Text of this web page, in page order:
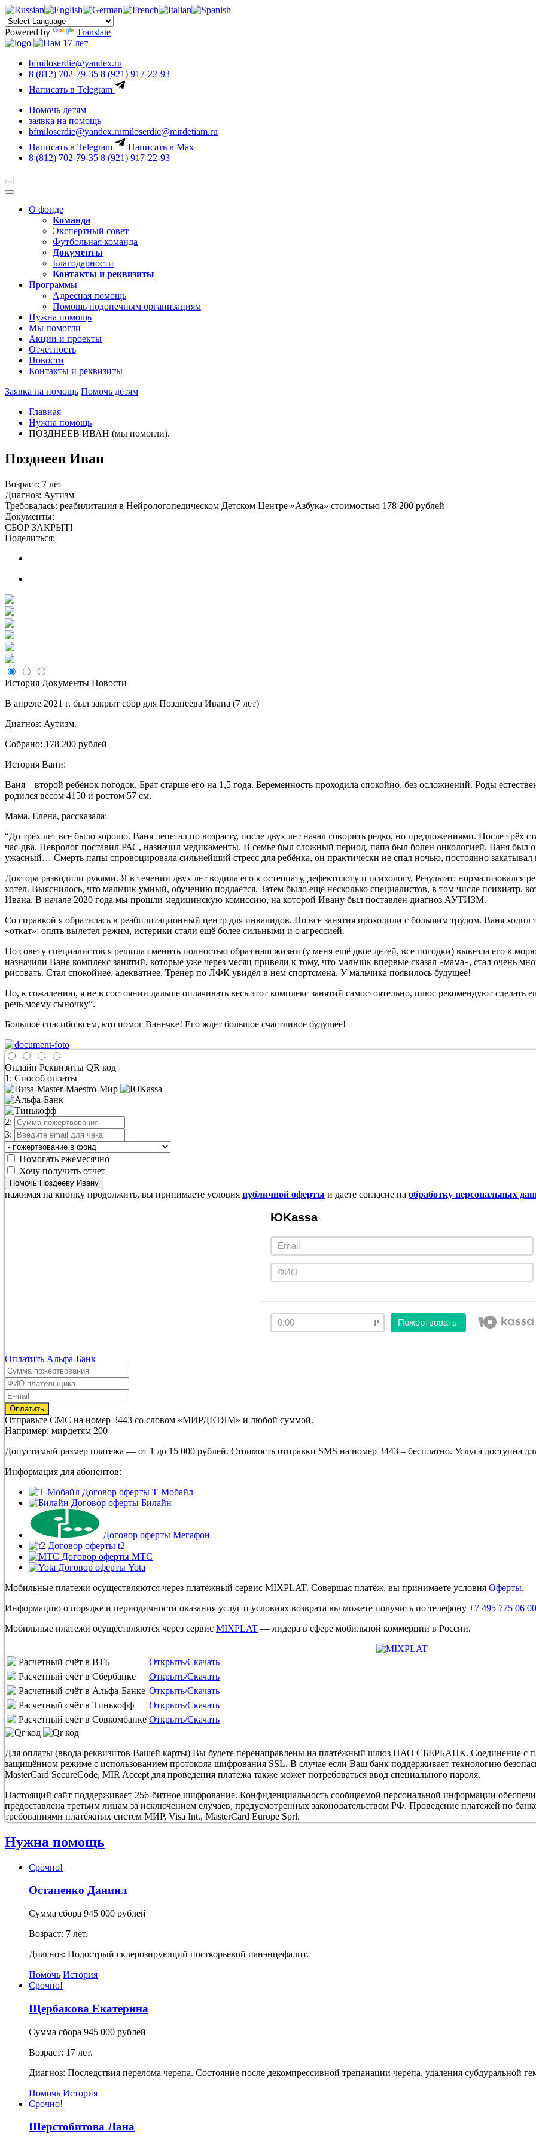
Powered by Translate
bfmiloserdie@yandex.ru
8 (812) 702-79-35 8 (921) 917-22-93
Написать в Telegram
Помочь детям
заявка на помощь
bfmiloserdie@yandex.rumiloserdie@mirdetiam.ru
Написать в Telegram
Написать в Max
8 (812) 702-79-35 8 (921) 917-22-93
О фонде
Команда
Экспертный совет
Футбольная команда
Документы
Благодарности
Контакты и реквизиты
Программы
Адресная помощь
Помощь подопечным организациям
Нужна помощь
Мы помогли
Акции и проекты
Отчетность
Новости
Контакты и реквизиты
Заявка на помощь Помочь детям
Главная
Нужна помощь
ПОЗДНЕЕВ ИВАН (мы помогли).
Позднеев Иван
Возраст: 7 лет
Диагноз: Аутизм
Требовалась: реабилитация в Нейрологопедическом Детском Центре «Азбука» стоимостью 178 200 рублей
Документы:
СБОР ЗАКРЫТ!
Поделиться:
История Документы Новости
В апреле 2021 г. был закрыт сбор для Позднеева Ивана (7 лет)
Диагноз: Аутизм.
Собрано: 178 200 рублей
История Вани:
Ваня – второй ребёнок погодок. Брат старше его на 1,5 года. Беременность проходила спокойно, без осложнений. Роды
родился весом 4150 и ростом 57 см.
Мама, Елена, рассказала:
“До трёх лет все было хорошо. Ваня лепетал по возрасту, после двух лет начал говорить редко, но предложениями. После трёх
час-два. Невролог поставил РАС, назначил медикаменты. В семье был сложный период, папа был болен онкологией. Ваня был
ужасный… Смерть папы спровоцировала сильнейший стресс для ребёнка, он практически не спал ночью, постоянно закатывал
Доктора разводили руками. Я в течении двух лет водила его к остеопату, дефектологу и психологу. Результат:
хотел. Выяснилось, что мальчик умный, обучению поддаётся. Затем было ещё несколько специалистов, в том числе психиатр,
Ивана. В начале 2020 года мы прошли медицинскую комиссию, на которой Ивану был поставлен диагноз АУТИЗМ.
Со справкой я обратилась в реабилитационный центр для инвалидов. Но все занятия проходили с большим трудом. Ваня
«откат»: опять вылетел режим, истерики стали ещё более сильными и с агрессией.
По совету специалистов я решила сменить полностью образ наш жизни (у меня ещё двое детей, все погодки) вывезла его к
назначили Ване комплекс занятий, которые уже через месяц привели к тому, что мальчик впервые сказал «мама», стал очень
рисовать. Стал спокойнее, адекватнее. Тренер по ЛФК увидел в нем спортсмена. У мальчика появилось будущее!
Но, к сожалению, я не в состоянии дальше оплачивать весь этот комплекс занятий самостоятельно, плюс рекомендуют
речь моему сыночку”.
Большое спасибо всем, кто помог Ванечке! Его ждет большое счастливое будущее!
Онлайн Реквизиты QR код
1: Способ оплаты
2:
3:
Помогать ежемесячно
Хочу получить отчет
Помочь Поздееву Ивану
нажимая на кнопку продолжить, вы принимаете условия публичной оферты и даете согласие на обработку персональных
ЮKassa
Пожертвовать
Оплатить Альфа-Банк
Отправьте СМС на номер 3443 со словом «МИРДЕТЯМ» и любой суммой.
Например: мирдетям 200
Допустимый размер платежа — от 1 до 15 000 рублей. Стоимость отправки SMS на номер 3443 – бесплатно. Услуга
Информация для абонентов:
Договор оферты Т-Мобайл
Договор оферты Билайн
Договор оферты Мегафон
Договор оферты t2
Договор оферты МТС
Договор оферты Yota
Мобильные платежи осуществляются через платёжный сервис MIXPLAT. Совершая платёж, вы принимаете условия Оферты.
Информацию о порядке и периодичности оказания услуг и условиях возврата вы можете получить по телефону +7 495 775 06 00
Мобильные платежи осуществляются через сервис MIXPLAT — лидера в сфере мобильной коммерции в России.
Расчетный счёт в ВТБ
Открыть/Скачать
Расчетный счёт в Сбербанке
Открыть/Скачать
Расчетный счёт в Альфа-Банке Открыть/Скачать
Расчетный счёт в Тинькофф
Открыть/Скачать
Расчетный счёт в Совкомбанке Открыть/Скачать
Для оплаты (ввода реквизитов Вашей карты) Вы будете перенаправлены на платёжный шлюз ПАО СБЕРБАНК. Соединение с
защищённом режиме с использованием протокола шифрования SSL. В случае если Ваш банк поддерживает технологию
MasterCard SecureCode, MIR Accept для проведения платежа также может потребоваться ввод специального пароля.
Настоящий сайт поддерживает 256-битное шифрование. Конфиденциальность сообщаемой персональной информации
предоставлена третьим лицам за исключением случаев, предусмотренных законодательством РФ. Проведение платежей по
требованиями платёжных систем МИР, Visa Int., MasterCard Europe Sprl.
Нужна помощь
Срочно!
Остапенко Даниил
Сумма сбора 945 000 рублей
Возраст: 7 лет.
Диагноз: Подострый склерозирующий посткорьевой панэнцефалит.
Помочь История
Срочно!
Щербакова Екатерина
Сумма сбора 945 000 рублей
Возраст: 17 лет.
Диагноз: Последствия перелома черепа. Состояние после декомпрессивной трепанации черепа, удаления субдуральной
Помочь История
Срочно!
Шерстобитова Лана